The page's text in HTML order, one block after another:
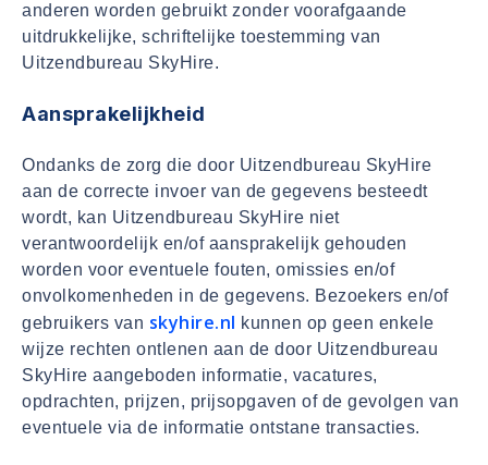
anderen worden gebruikt zonder voorafgaande
uitdrukkelijke, schriftelijke toestemming van
Uitzendbureau SkyHire.
Aansprakelijkheid
Ondanks de zorg die door Uitzendbureau SkyHire
aan de correcte invoer van de gegevens besteedt
wordt, kan Uitzendbureau SkyHire niet
verantwoordelijk en/of aansprakelijk gehouden
worden voor eventuele fouten, omissies en/of
onvolkomenheden in de gegevens. Bezoekers en/of
gebruikers van skyhire.nl kunnen op geen enkele
wijze rechten ontlenen aan de door Uitzendbureau
SkyHire aangeboden informatie, vacatures,
opdrachten, prijzen, prijsopgaven of de gevolgen van
eventuele via de informatie ontstane transacties.